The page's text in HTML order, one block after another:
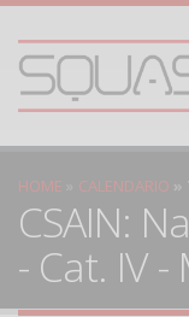
HOME CALENDARIO
CSAIN:
- Cat. IV